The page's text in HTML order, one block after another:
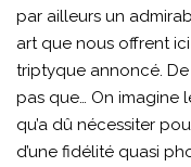
par ailleurs un
art que nous offrent
triptyque annoncé.
pas que… On imagine
qu’a dû nécessiter
d’une fidélité quasi